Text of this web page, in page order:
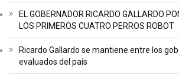
EL GOBERNADOR RICARDO GALLARDO
LOS PRIMEROS CUATRO PERROS ROBOT
Ricardo Gallardo se mantiene entre los
evaluados del país